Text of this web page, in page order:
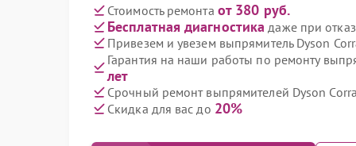
Стоимость ремонта от 380 руб.
Бесплатная диагностика даже при
Привезем и увезем выпрямитель Dyson
Гарантия на наши работы по ремонту
лет
Срочный ремонт выпрямителей Dyson
Скидка для вас до 20%